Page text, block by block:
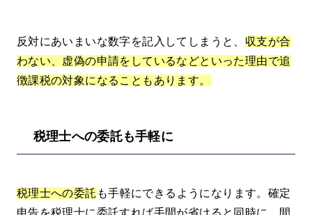
反対にあいまいな数字を記入してしまうと、 収支が合
わない、虚偽の申請をしているなどといった理由で追
徴課税の対象になることもあります。
税理士への委託も手軽に
税理士への委託 も手軽にできるようになります。確定